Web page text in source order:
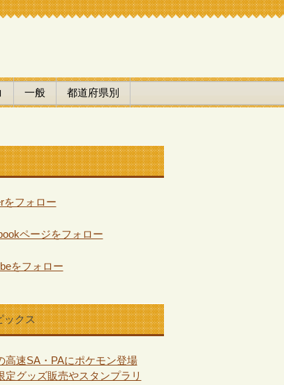
一般 都道府県別
をフォロー
ページをフォロー
をフォロー
ックス
高速SA・PAにポケモン登場
定グッズ販売やスタンプラリ